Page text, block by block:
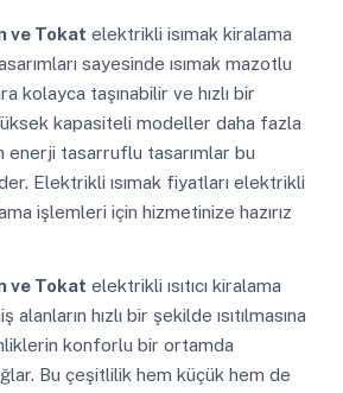
ve Tokat elektrikli isımak kiralama
sayesinde ısımak mazotlu
kolayca taşınabilir ve hızlı bir
kapasiteli modeller daha fazla
tasarruflu tasarımlar bu
Elektrikli ısımak fiyatları elektrikli
işlemleri için hizmetinize hazırız
ve Tokat elektrikli ısıtıcı kiralama
alanların hızlı bir şekilde ısıtılmasına
konforlu bir ortamda
Bu çeşitlilik hem küçük hem de